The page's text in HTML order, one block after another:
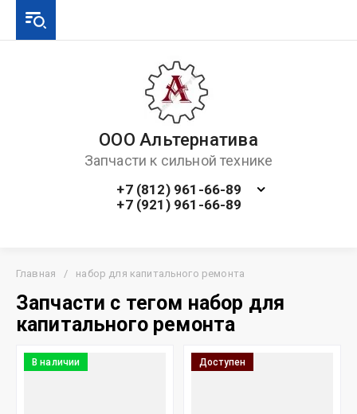
ООО Альтернатива
Запчасти к сильной технике
+7 (812) 961-66-89
+7 (921) 961-66-89
Главная / набор для капитального ремонта
Запчасти с тегом набор для
капитального ремонта
В наличии Доступен